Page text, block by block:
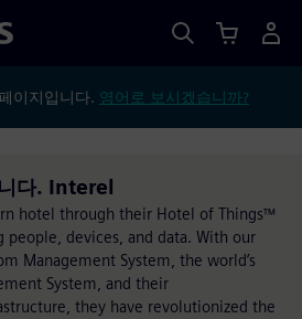
이지입니다. 영어로 보시겠습니까?
다. Interel
hotel through their Hotel of Things™
people, devices, and data. With our
Management System, the world’s
System, and their
they have revolutionized the